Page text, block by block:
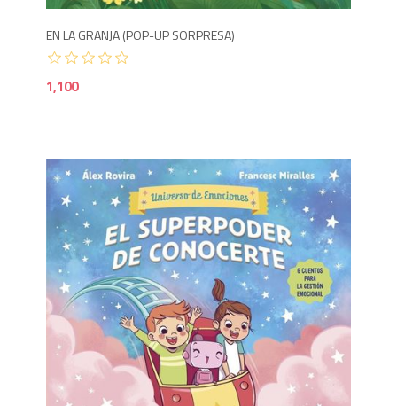
EN LA GRANJA (POP-UP SORPRESA)
1,100